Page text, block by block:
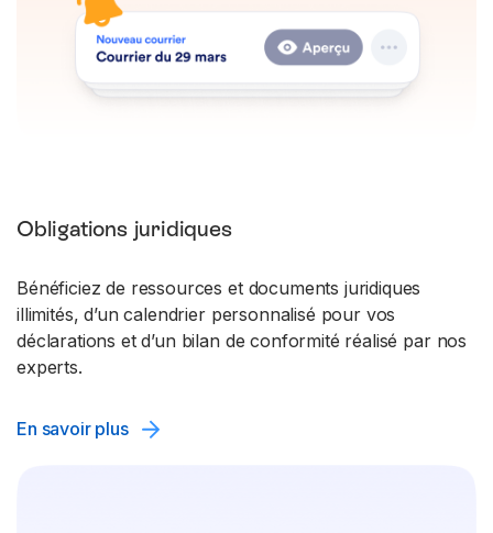
Obligations juridiques
Bénéficiez de ressources et documents juridiques
illimités, d’un calendrier personnalisé pour vos
déclarations et d’un bilan de conformité réalisé par nos
experts.
En savoir plus